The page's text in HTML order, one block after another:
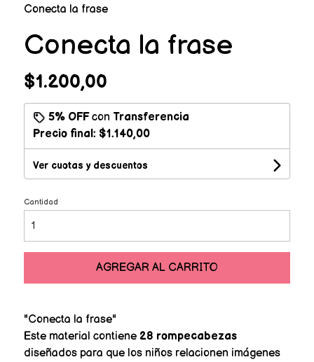
Conecta la frase
Conecta la frase
$1.200,00
5% OFFcon Transferencia
Precio final: $1.140,00
Ver cuotas y descuentos
Cantidad
AGREGAR AL CARRITO
"Conecta la frase"
Este material contiene 28 rompecabezas
diseñados para que los niños relacionen imágenes